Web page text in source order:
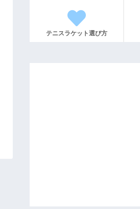
テニスラケット選び方